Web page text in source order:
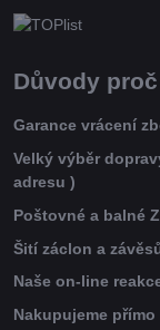
Důvody
Garance vrácení
Velký výběr
adresu )
Poštovné a balné
Šití záclon a
Naše on-line
Nakupujeme